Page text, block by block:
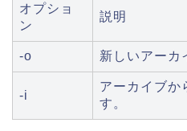
オプショ
ン
説明
-o 新しいアーカ
-i
アーカイブか
す。